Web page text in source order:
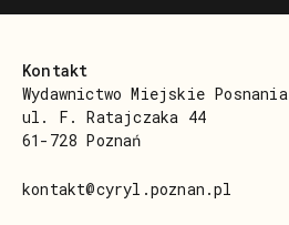
Kontakt
Wydawnictwo Miejskie Posnania
ul. F. Ratajczaka 44
61-728 Poznań
kontakt@cyryl.poznan.pl